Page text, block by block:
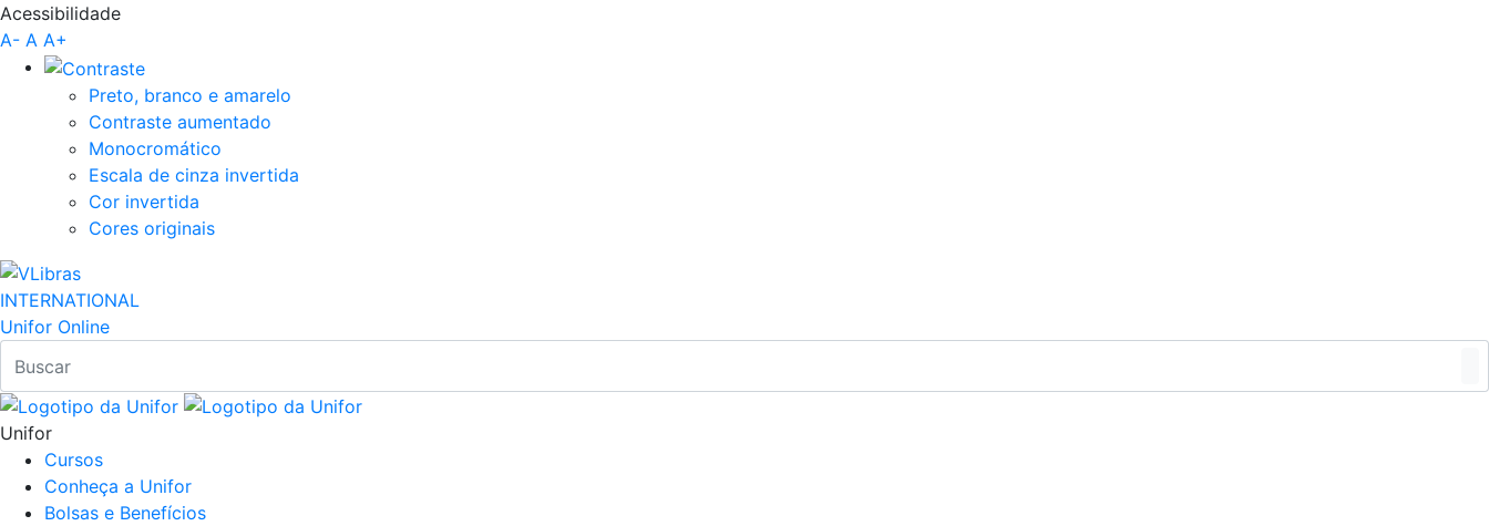
Pular para o Conteúdo principal
Acessibilidade
A- A A+
Preto, branco e amarelo
Contraste aumentado
Monocromático
Escala de cinza invertida
Cor invertida
Cores originais
INTERNATIONAL
Unifor Online
Unifor
Cursos
Conheça a Unifor
Bolsas e Benefícios